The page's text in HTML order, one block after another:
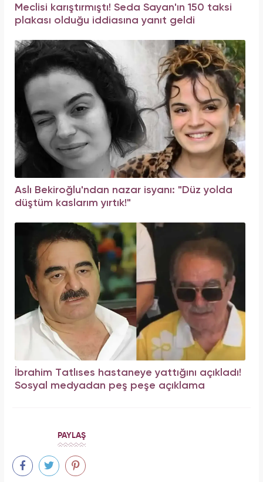
Meclisi karıştırmıştı! Seda Sayan'ın 150 taksi
plakası olduğu iddiasına yanıt geldi
Aslı Bekiroğlu'ndan nazar isyanı: "Düz yolda
düştüm kaslarım yırtık!"
İbrahim Tatlıses hastaneye yattığını açıkladı!
Sosyal medyadan peş peşe açıklama
PAYLAŞ